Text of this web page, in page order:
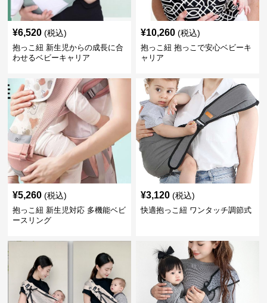
¥6,520 (税込)
抱っこ紐 新生児からの成長に合
わせるベビーキャリア
¥10,260 (税込)
抱っこ紐 抱っこで安心ベビーキ
ャリア
¥5,260 (税込)
抱っこ紐 新生児対応 多機能ベビ
ースリング
¥3,120 (税込)
快適抱っこ紐 ワンタッチ調節式